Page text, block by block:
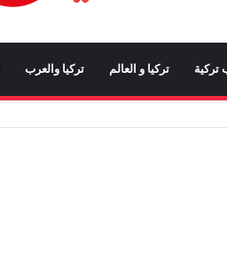
تركية تركيا و العالم تركيا والعرب